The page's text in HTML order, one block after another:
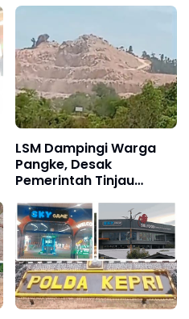
LSM Dampingi Warga
Pangke, Desak
Pemerintah Tinjau
Granitama dan PT Bukit
Alam Persada